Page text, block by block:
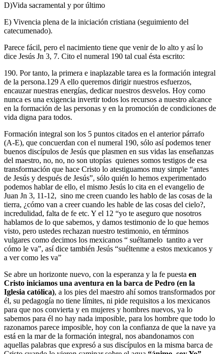
D)Vida sacramental y por último
E) Vivencia plena de la iniciación cristiana (seguimiento del
catecumenado).
Parece fácil, pero el nacimiento tiene que venir de lo alto y así lo
dice Jesús Jn 3, 7. Cito el numeral 190 tal cual ésta escrito:
190. Por tanto, la primera e inaplazable tarea es la formación integral
de la persona.129 A ello queremos dirigir nuestros esfuerzos,
encauzar nuestras energías, dedicar nuestros desvelos. Hoy como
nunca es una exigencia invertir todos los recursos a nuestro alcance
en la formación de las personas y en la promoción de condiciones de
vida digna para todos.
Formación integral son los 5 puntos citados en el anterior párrafo
(A-E), que concuerdan con el numeral 190, sólo así podemos tener
buenos discípulos de Jesús que plasmen en sus vidas las enseñanzas
del maestro, no, no, no son utopías quienes somos testigos de esa
transformación que hace Cristo lo atestiguamos muy simple “antes
de Jesús y después de Jesús”, sólo quién lo hemos experimentado
podemos hablar de ello, el mismo Jesús lo cita en el evangelio de
Juan Jn 3, 11-12, sino me creen cuando les hablo de las cosas de la
tierra, ¿cómo van a creer cuando les hable de las cosas del cielo?,
incredulidad, falta de fe etc. Y el 12 “yo te aseguro que nosotros
hablamos de lo que sabemos, y damos testimonio de lo que hemos
visto, pero ustedes rechazan nuestro testimonio, en términos
vulgares como decimos los mexicanos “ suéltamelo tantito a ver
cómo le va”, así dice también Jesús “suéltenme a estos mexicanos y
a ver como les va”
Se abre un horizonte nuevo, con la esperanza y la fe puesta en
Cristo iniciamos una aventura en la barca de Pedro (en la
Iglesia católica), a los pies del maestro ahí somos transformados por
él, su pedagogía no tiene límites, ni pide requisitos a los mexicanos
para que nos convierta y en mujeres y hombres nuevos, ya lo
sabemos para él no hay nada imposible, para los hombre que todo lo
razonamos parece imposible, hoy con la confianza de que la nave ya
está en la mar de la formación integral, nos abandonamos con
aquellas palabras que expresó a sus discípulos en la misma barca de